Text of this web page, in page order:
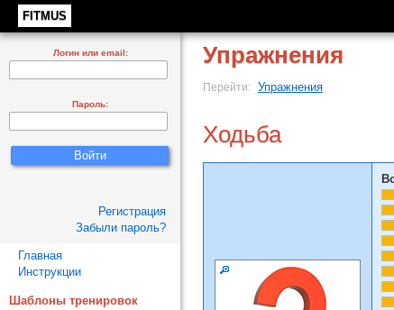
FITMUS
Упражнения
Перейти: Упражнения
Ходьба
Логин или email:
Пароль:
Регистрация
Забыли пароль?
Главная
Инструкции
Шаблоны тренировок